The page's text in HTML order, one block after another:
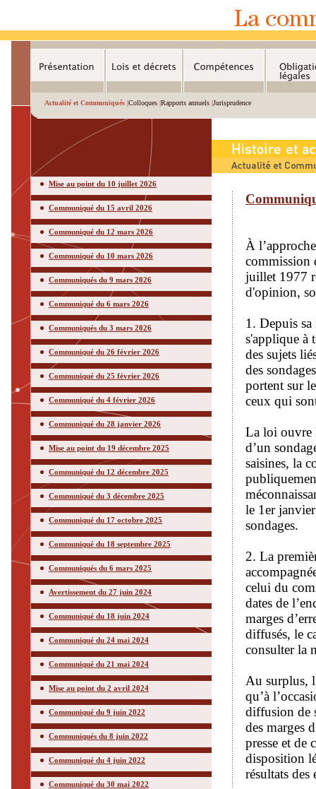
Actualité et Communiqués |Colloques |Rapports annuels |Jurisprudence
Mise au point du 10 juillet 2026
Communiqué du 15 avril 2026
Communiqué du 12 mars 2026
Communiqué du 10 mars 2026
Communiqués du 9 mars 2026
Communiqué du 6 mars 2026
Communiqués du 3 mars 2026
Communiqué du 26 février 2026
Communiqué du 25 février 2026
Communiqué du 4 février 2026
Communiqué du 28 janvier 2026
Mise au point du 19 décembre 2025
Communiqué du 12 décembre 2025
Communiqué du 3 décembre 2025
Communiqué du 17 octobre 2025
Communiqué du 18 septembre 2025
Communiqués du 6 mars 2025
Avertissement du 27 juin 2024
Communiqué du 18 juin 2024
Communiqué du 24 mai 2024
Communiqué du 21 mai 2024
Mise au point du 2 avril 2024
Communiqué du 9 juin 2022
Communiqués du 8 juin 2022
Communiqué du 4 juin 2022
Communiqué du 30 mai 2022
À
commission
juillet 1977
d'opinion,
1. Depuis
s'applique à
des sujets
des
portent sur
ceux qui
La loi ouvre
d’un
saisines, la
le 1er
sondages.
2. La
celui du
dates de
marges
diffusés, le
consulter la
Au surplus,
qu’à
diffusion de
des marges
presse et de
disposition
résultats des